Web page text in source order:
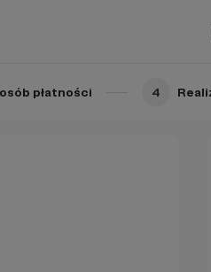
płatności 4